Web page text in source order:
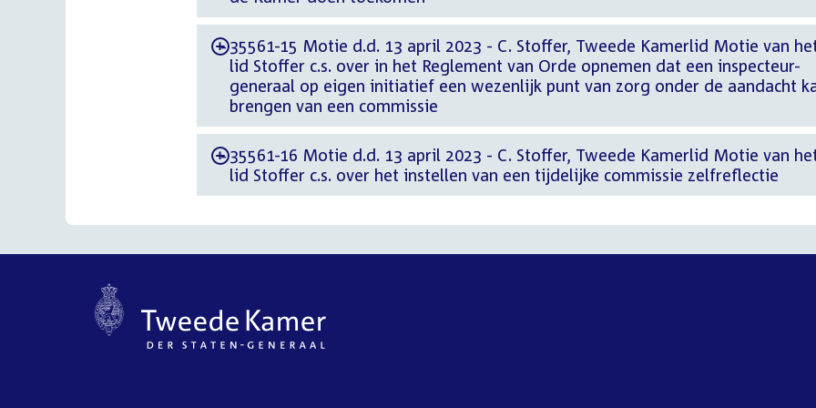
-35561-15 Motie d.d. 13 april 2023 - C. Stoffer, Tweede Kamerlid Motie van
lid Stoffer c.s. over in het Reglement van Orde opnemen dat een inspecteur-
generaal op eigen initiatief een wezenlijk punt van zorg onder de aandacht
brengen van een commissie
-35561-16 Motie d.d. 13 april 2023 - C. Stoffer, Tweede Kamerlid Motie van
lid Stoffer c.s. over het instellen van een tijdelijke commissie zelfreflectie